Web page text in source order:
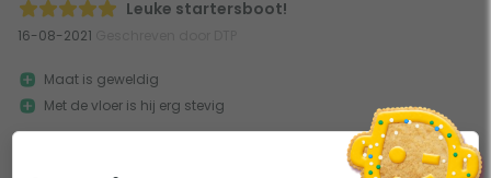
Leuke startersboot!
16-08-2021
Maat is geweldig
Met de vloer is hij erg stevig